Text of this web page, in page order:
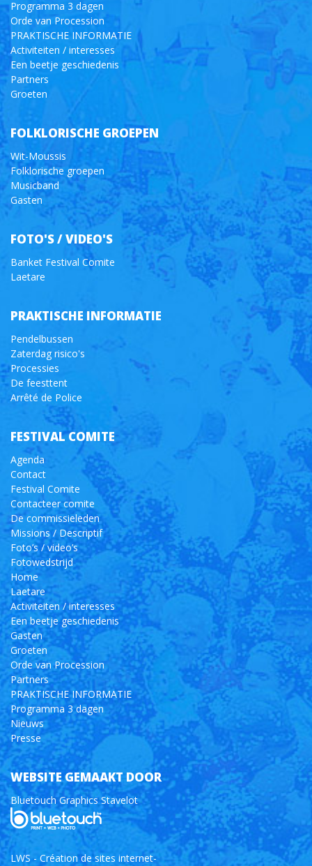
Programma 3 dagen
Orde van Procession
PRAKTISCHE INFORMATIE
Activiteiten / interesses
Een beetje geschiedenis
Partners
Groeten
FOLKLORISCHE GROEPEN
Wit-Moussis
Folklorische groepen
Musicband
Gasten
FOTO'S / VIDEO'S
Banket Festival Comite
Laetare
PRAKTISCHE INFORMATIE
Pendelbussen
Zaterdag risico's
Processies
De feesttent
Arrêté de Police
FESTIVAL COMITE
Agenda
Contact
Festival Comite
Contacteer comite
De commissieleden
Missions / Descriptif
Foto’s / video’s
Fotowedstrijd
Home
Laetare
Activiteiten / interesses
Een beetje geschiedenis
Gasten
Groeten
Orde van Procession
Partners
PRAKTISCHE INFORMATIE
Programma 3 dagen
Nieuws
Presse
WEBSITE GEMAAKT DOOR
Bluetouch Graphics Stavelot
LWS - Création de sites internet-